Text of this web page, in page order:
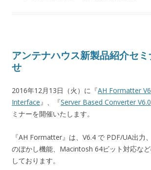
アンテナハウス新製品紹介セ
せ
2016年12月13日（火）に『AH Formatter
Interface』、『Server Based Converter V6.0
ミナーを開催いたします。
『AH Formatter』は、V6.4 で PDF/UA出力
のぼかし機能、Macintosh 64ビット対応な
しております。